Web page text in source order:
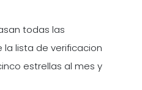
todas las
lista de verificacion
estrellas al mes y